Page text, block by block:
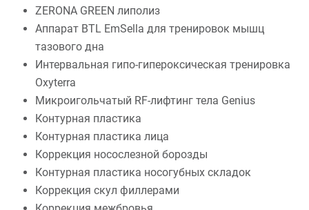
ZERONA GREEN липолиз
Аппарат BTL EmSella для тренировок мышц
тазового дна
Интервальная гипо-гипероксическая тренировка
Oxyterra
Микроигольчатый RF-лифтинг тела Genius
Контурная пластика
Контурная пластика лица
Коррекция носослезной борозды
Контурная пластика носогубных складок
Коррекция скул филлерами